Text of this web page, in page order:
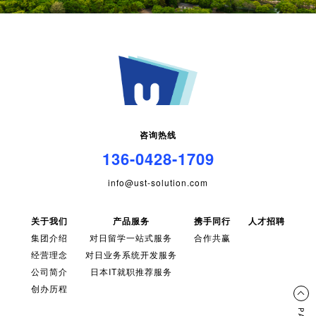
咨询热线
136-0428-1709
info@ust-solution.com
关于我们
集团介绍
经营理念
公司简介
创办历程
产品服务
对日留学一站式服务
对日业务系统开发服务
日本IT就职推荐服务
携手同行
合作共赢
人才招聘